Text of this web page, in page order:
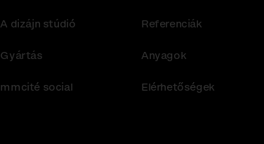
A dizájn stúdió
Gyártás
mmcité social
Referenciák
Anyagok
Elérhetőségek